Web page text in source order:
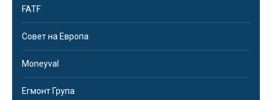
FATF
Совет на Европа
Moneyval
Егмонт Група